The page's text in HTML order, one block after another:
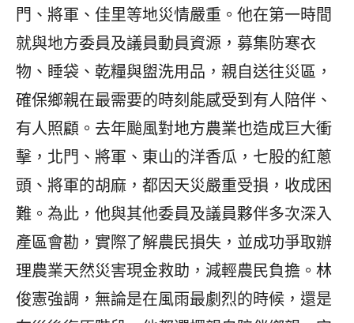
門、將軍、佳里等地災情嚴重。他在第一時間
就與地方委員及議員動員資源，募集防寒衣
物、睡袋、乾糧與盥洗用品，親自送往災區，
確保鄉親在最需要的時刻能感受到有人陪伴、
有人照顧。去年颱風對地方農業也造成巨大衝
擊，北門、將軍、東山的洋香瓜，七股的紅蔥
頭、將軍的胡麻，都因天災嚴重受損，收成困
難。為此，他與其他委員及議員夥伴多次深入
產區會勘，實際了解農民損失，並成功爭取辦
理農業天然災害現金救助，減輕農民負擔。林
俊憲強調，無論是在風雨最劇烈的時候，還是